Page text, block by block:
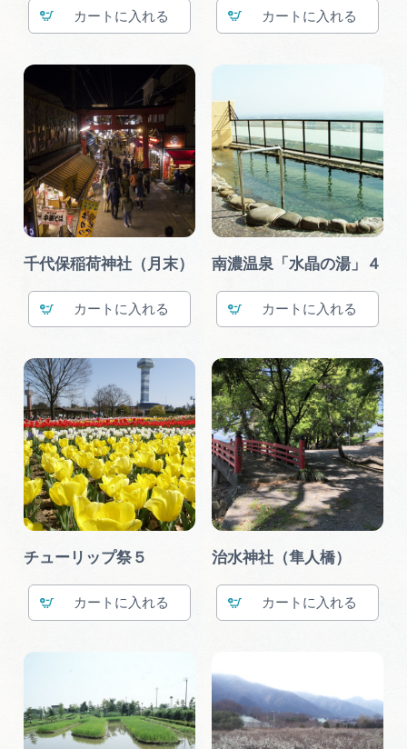
カート カート
千代保稲荷神社（月末）
カート
南濃温泉「水晶の湯」４
カート
チューリップ祭５
カート
治水神社（隼人橋）
カート